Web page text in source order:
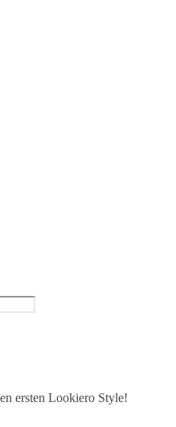
ersten Lookiero Style!